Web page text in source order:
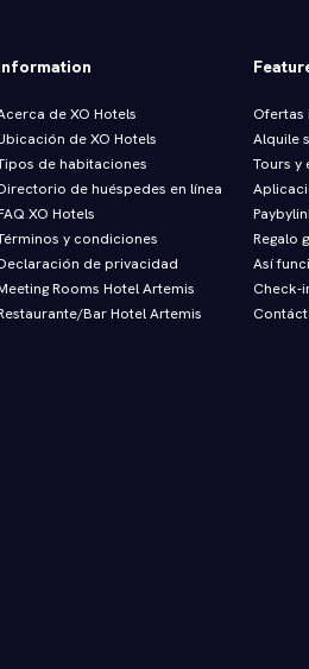
de XO Hotels
de XO Hotels
de habitaciones
de huéspedes en línea
XO Hotels
y condiciones
de privacidad
Rooms Hotel Artemis
Bar Hotel Artemis
Ofertas
Alquile
Tours y
Regalo
Así